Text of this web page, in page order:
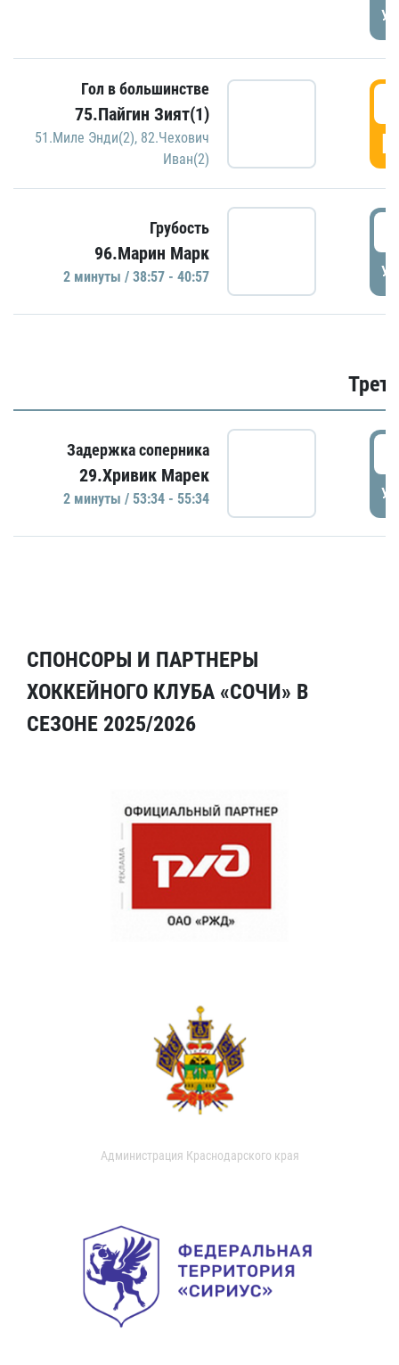
Гол в большинстве
75.Пайгин Зият(1)
51.Миле Энди(2), 82.Чехович
Иван(2)
Грубость
96.Марин Марк
2 минуты / 38:57 - 40:57
Задержка соперника
29.Хривик Марек
2 минуты / 53:34 - 55:34
СПОНСОРЫ И ПАРТНЕРЫ
ХОККЕЙНОГО КЛУБА «СОЧИ» В
СЕЗОНЕ 2025/2026
Администрация Краснодарского края